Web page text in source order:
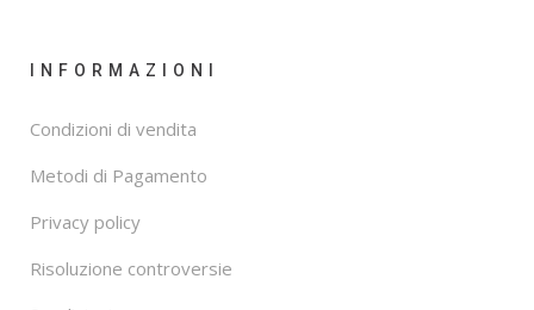
INFORMAZIONI
Condizioni di vendita
Metodi di Pagamento
Privacy policy
Risoluzione controversie